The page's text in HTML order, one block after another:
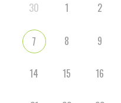
30
1 2
7 8 9
14 15 16